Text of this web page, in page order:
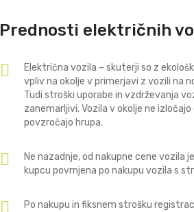
Prednosti električnih
Električna vozila – skuterji so z
vpliv na okolje v primerjavi z vozili na
Tudi stroški uporabe in vzdrževanja
zanemarljivi. Vozila v okolje ne
povzročajo hrupa.
Ne nazadnje, od nakupne cene
kupcu povrnjena po nakupu vozila s
Po nakupu in fiksnem strošku